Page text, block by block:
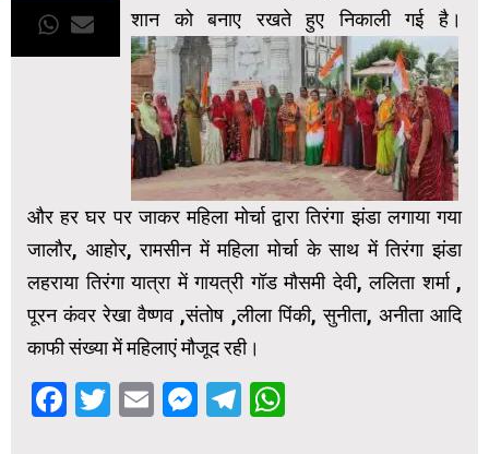
शान को बनाए रखते हुए निकाली गई है।
और हर घर पर जाकर महिला मोर्चा द्वारा तिरंगा झंडा लगाया गया
जालौर, आहोर, रामसीन में महिला मोर्चा के साथ में तिरंगा झंडा
लहराया तिरंगा यात्रा में गायत्री गॉड मौसमी देवी, ललिता शर्मा ,
पूरन कंवर रेखा वैष्णव ,संतोष ,लीला पिंकी, सुनीता, अनीता आदि
काफी संख्या में महिलाएं मौजूद रही।
Facebook
Twitter
EmailMessenger
Telegram